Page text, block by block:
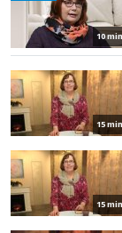
10 min
15 min
15 min